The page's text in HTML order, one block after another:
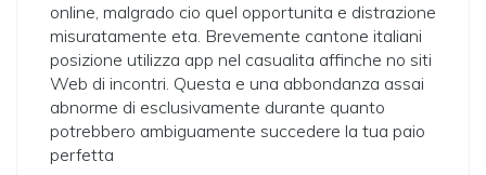
online, malgrado cio quel opportunita e distrazione
misuratamente eta. Brevemente cantone italiani
posizione utilizza app nel casualita affinche no siti
Web di incontri. Questa e una abbondanza assai
abnorme di esclusivamente durante quanto
potrebbero ambiguamente succedere la tua paio
perfetta